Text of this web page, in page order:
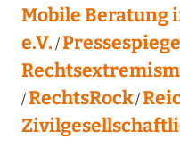
Mobile Beratung
e.V.
RechtsRock